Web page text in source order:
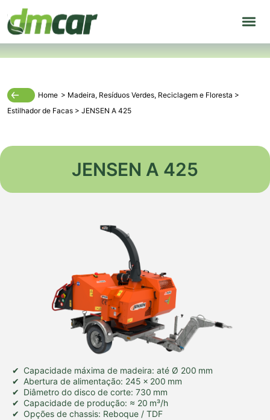
Home > Madeira, Resíduos Verdes, Reciclagem e Floresta >
Estilhador de Facas > JENSEN A 425
JENSEN A 425
Capacidade máxima de madeira: até Ø 200 mm
Abertura de alimentação: 245 × 200 mm
Diâmetro do disco de corte: 730 mm
Capacidade de produção: ≈ 20 m³/h
Opções de chassis: Reboque / TDF